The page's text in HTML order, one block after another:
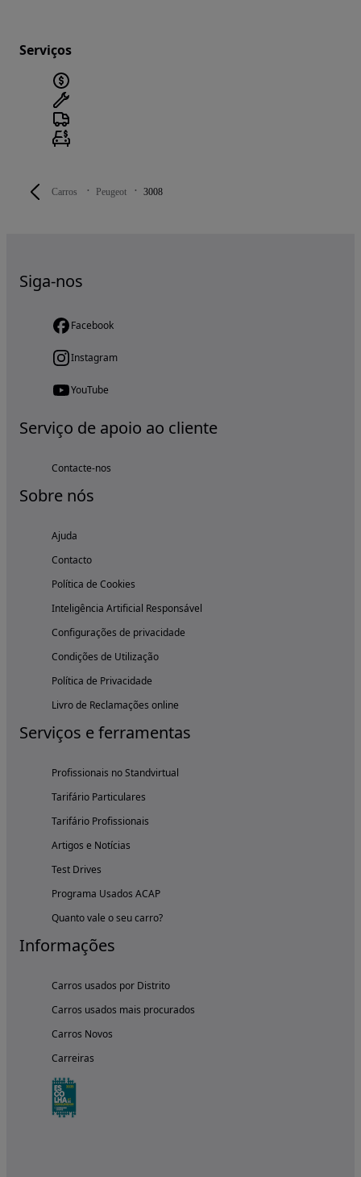
Carros Peugeot 3008
Serviços
Siga-nos
Facebook
Instagram
YouTube
Serviço de apoio ao cliente
Contacte-nos
Sobre nós
Ajuda
Contacto
Política de Cookies
Inteligência Artificial Responsável
Configurações de privacidade
Condições de Utilização
Política de Privacidade
Livro de Reclamações online
Serviços e ferramentas
Profissionais no Standvirtual
Tarifário Particulares
Tarifário Profissionais
Artigos e Notícias
Test Drives
Programa Usados ACAP
Quanto vale o seu carro?
Informações
Carros usados por Distrito
Carros usados mais procurados
Carros Novos
Carreiras